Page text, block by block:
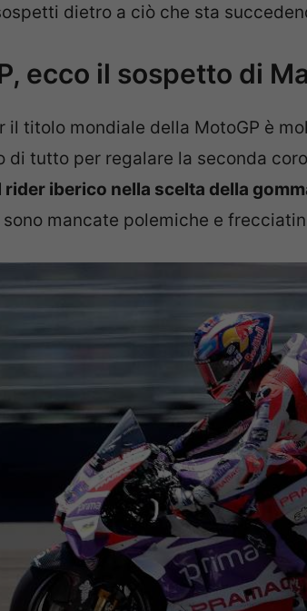
dietro a ciò che sta
ecco il sospetto di
il titolo mondiale della MotoGP è
di tutto per regalare la seconda
rider iberico nella scelta della
sono mancate polemiche e